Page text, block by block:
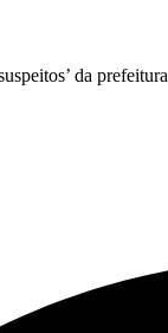
da prefeitura